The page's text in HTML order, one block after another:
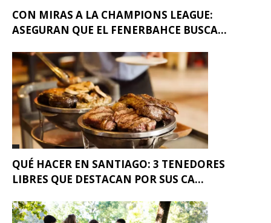
CON MIRAS A LA CHAMPIONS LEAGUE:
ASEGURAN QUE EL FENERBAHCE BUSCA...
QUÉ HACER EN SANTIAGO: 3 TENEDORES
LIBRES QUE DESTACAN POR SUS CA...